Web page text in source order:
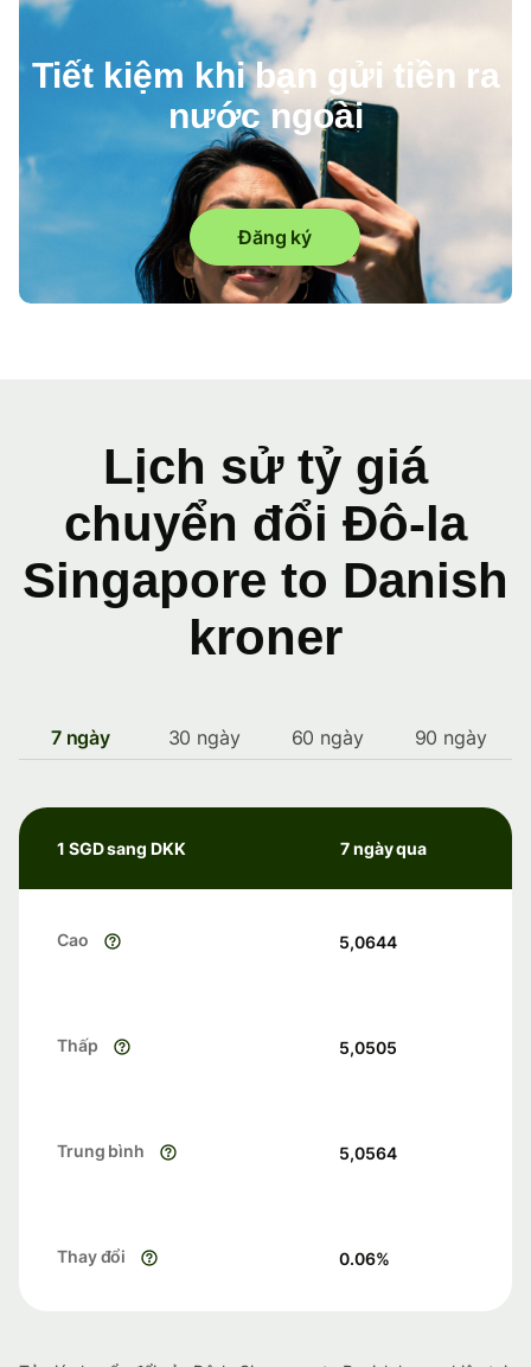
Tiết kiệm khi bạn gửi tiền ra
nước ngoài
Đăng ký
Lịch sử tỷ giá
chuyển đổi Đô-la
Singapore to Danish
kroner
7 ngày 30 ngày 60 ngày 90 ngày
1 SGD sang DKK 7 ngày qua
Cao 5,0644
Thấp 5,0505
Trung bình 5,0564
Thay đổi 0.06%